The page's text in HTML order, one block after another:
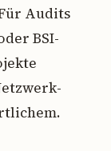
Audits
BSI-